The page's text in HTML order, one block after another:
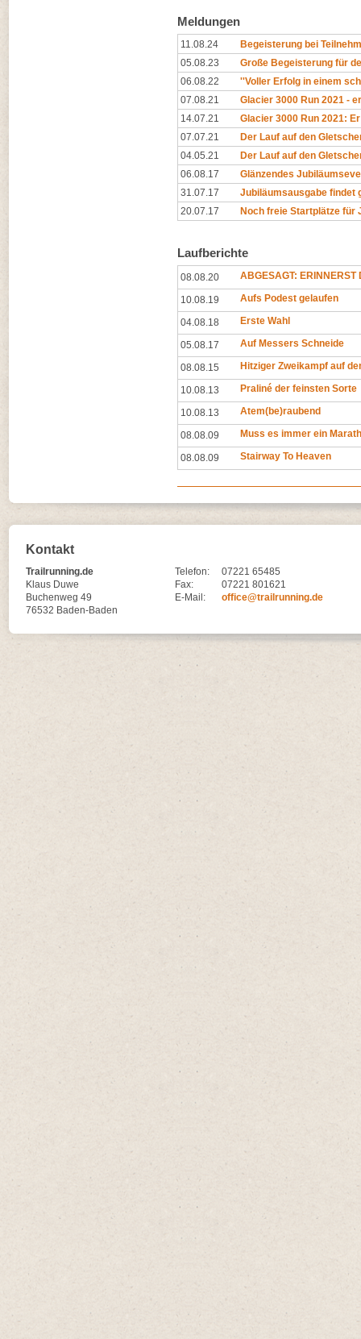
Meldungen
11.08.24
Begeisterung bei
05.08.23
Große Begeisterung für
06.08.22
''Voller Erfolg in einem
07.08.21
Glacier 3000 Run 2021 -
14.07.21
Glacier 3000 Run 2021:
07.07.21
Der Lauf auf den
04.05.21
Der Lauf auf den
06.08.17
Glänzendes
31.07.17
Jubiläumsausgabe findet
20.07.17
Noch freie Startplätze für
Laufberichte
08.08.20 ABGESAGT: ERINNERST
10.08.19 Aufs Podest gelaufen
04.08.18 Erste Wahl
05.08.17 Auf Messers Schneide
08.08.15 Hitziger Zweikampf auf
10.08.13 Praliné der feinsten Sorte
10.08.13 Atem(be)raubend
08.08.09 Muss es immer ein
08.08.09 Stairway To Heaven
Kontakt
Trailrunning.de
Klaus Duwe
Buchenweg 49
76532 Baden-Baden
Telefon:
07221 65485
Fax:
07221 801621
E-Mail:
office@trailrunning.de